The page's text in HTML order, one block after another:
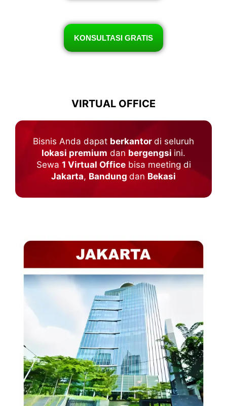
KONSULTASI GRATIS
VIRTUAL OFFICE
Bisnis Anda dapat berkantor di seluruh
lokasi premium dan bergengsi ini.
Sewa 1 Virtual Officebisa meeting di
Jakarta, Bandung dan Bekasi